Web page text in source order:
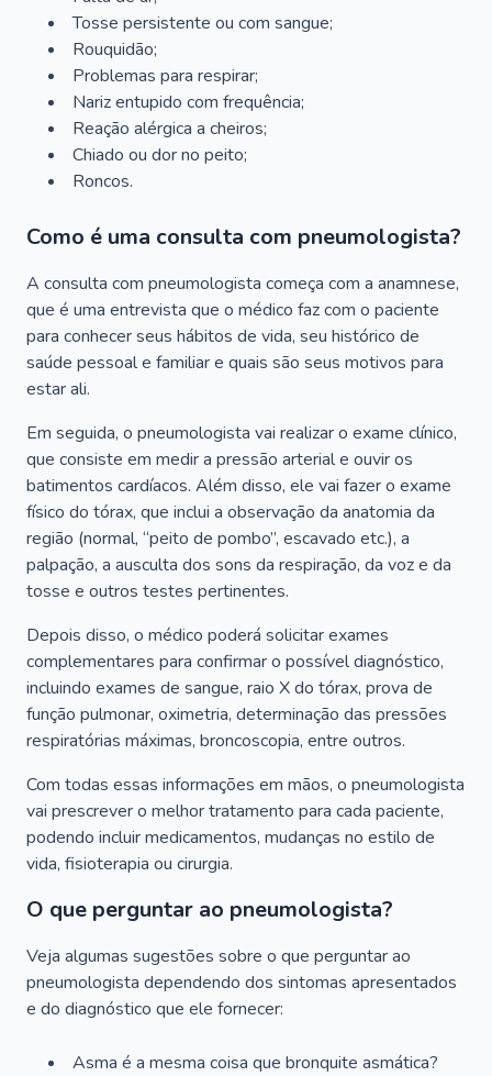
Tosse persistente ou com sangue;
Rouquidão;
Problemas para respirar;
Nariz entupido com frequência;
Reação alérgica a cheiros;
Chiado ou dor no peito;
Roncos.
Como é uma consulta com pneumologista?
A consulta com pneumologista começa com a anamnese,
que é uma entrevista que o médico faz com o paciente
para conhecer seus hábitos de vida, seu histórico de
saúde pessoal e familiar e quais são seus motivos para
estar ali.
Em seguida, o pneumologista vai realizar o exame clínico,
que consiste em medir a pressão arterial e ouvir os
batimentos cardíacos. Além disso, ele vai fazer o exame
físico do tórax, que inclui a observação da anatomia da
região (normal, “peito de pombo”, escavado etc.), a
palpação, a ausculta dos sons da respiração, da voz e da
tosse e outros testes pertinentes.
Depois disso, o médico poderá solicitar exames
complementares para confirmar o possível diagnóstico,
incluindo exames de sangue, raio X do tórax, prova de
função pulmonar, oximetria, determinação das pressões
respiratórias máximas, broncoscopia, entre outros.
Com todas essas informações em mãos, o pneumologista
vai prescrever o melhor tratamento para cada paciente,
podendo incluir medicamentos, mudanças no estilo de
vida, fisioterapia ou cirurgia.
O que perguntar ao pneumologista?
Veja algumas sugestões sobre o que perguntar ao
pneumologista dependendo dos sintomas apresentados
e do diagnóstico que ele fornecer:
Asma é a mesma coisa que bronquite asmática?